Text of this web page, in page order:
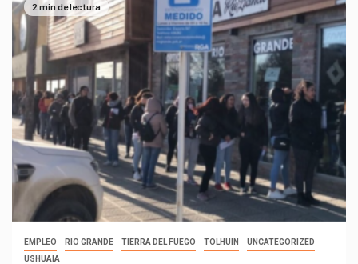
2 min de lectura
EMPLEO RIO GRANDE TIERRA DEL FUEGO TOLHUIN
UNCATEGORIZED
USHUAIA